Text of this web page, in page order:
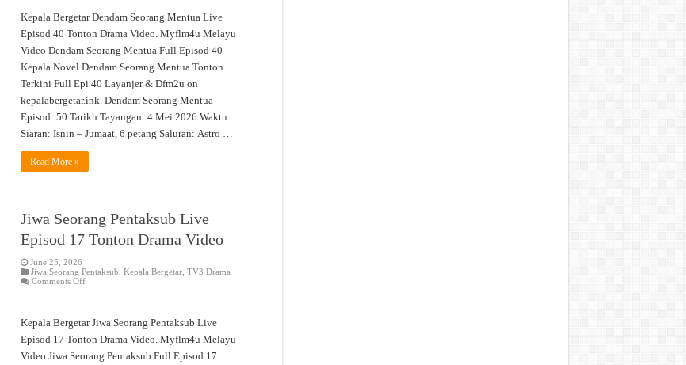
Kepala Bergetar Dendam Seorang Mentua Live
Episod 40 Tonton Drama Video. Myflm4u Melayu
Video Dendam Seorang Mentua Full Episod 40
Kepala Novel Dendam Seorang Mentua Tonton
Terkini Full Epi 40 Layanjer & Dfm2u on
kepalabergetar.ink. Dendam Seorang Mentua
Episod: 50 Tarikh Tayangan: 4 Mei 2026 Waktu
Siaran: Isnin – Jumaat, 6 petang Saluran: Astro …
Read More »
Jiwa Seorang Pentaksub Live
Episod 17 Tonton Drama Video
June 25, 2026
Jiwa Seorang Pentaksub ,Kepala Bergetar ,TV3 Drama
Comments Offon
Live
Episod
17
Drama
Kepala Bergetar Jiwa Seorang Pentaksub Live
Episod 17 Tonton Drama Video. Myflm4u Melayu
Video Jiwa Seorang Pentaksub Full Episod 17